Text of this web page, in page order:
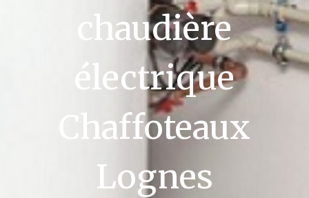
chaudière
électrique
Chaffoteaux
Lognes